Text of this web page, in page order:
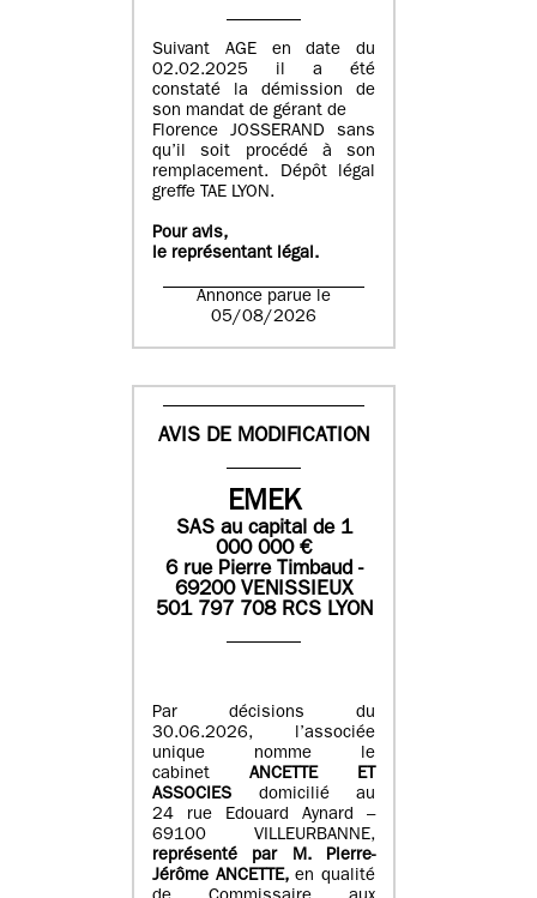
Suivant AGE en date du
02.02.2025 il a été
constaté la démission de
son mandat de gérant de
Florence JOSSERAND sans
qu’il soit procédé à son
remplacement. Dépôt légal
greffe TAE LYON.
Pour avis,
le représentant légal.
Annonce parue le
05/08/2026
AVIS DE MODIFICATION
EMEK
SASau capital de 1
000 000€
6 rue Pierre Timbaud -
69200 VENISSIEUX
501 797 708 RCS LYON
Par décisions du
30.06.2026, l’associée
unique nomme le
cabinet ANCETTE ET
ASSOCIES
domicilié au
24 rue Edouard Aynard –
69100 VILLEURBANNE,
représenté par M.Pierre-
Jérôme ANCETTE, en qualité